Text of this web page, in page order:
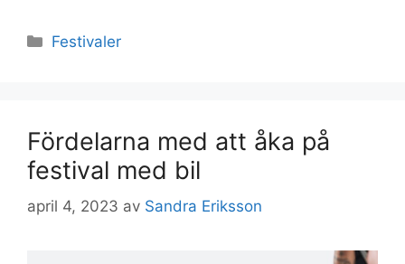
Kategorier
Festivaler
Fördelarna med att åka på
festival med bil
april 4, 2023 av Sandra Eriksson